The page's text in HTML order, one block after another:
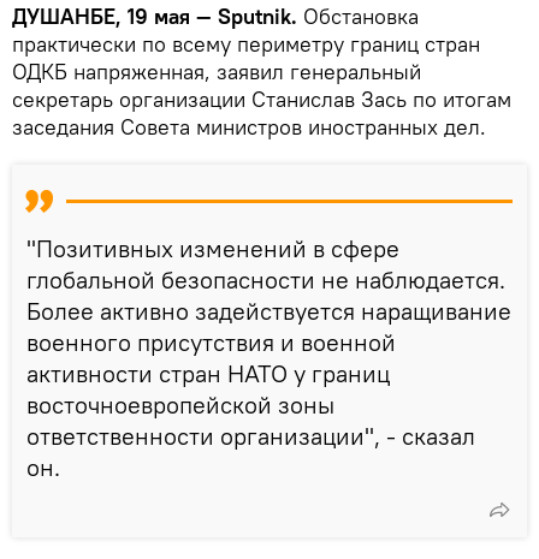
ДУШАНБЕ, 19 мая — Sputnik. Обстановка
практически по всему периметру границ стран
ОДКБ напряженная, заявил генеральный
секретарь организации Станислав Зась по итогам
заседания Совета министров иностранных дел.
"Позитивных изменений в сфере
глобальной безопасности не наблюдается.
Более активно задействуется наращивание
военного присутствия и военной
активности стран НАТО у границ
восточноевропейской зоны
ответственности организации", - сказал
он.